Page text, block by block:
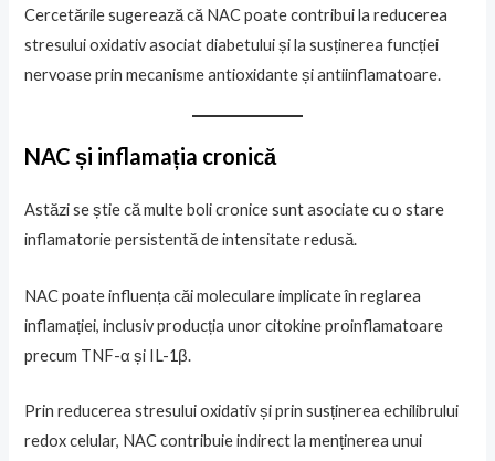
Cercetările sugerează că NAC poate contribui la reducerea
stresului oxidativ asociat diabetului și la susținerea funcției
nervoase prin mecanisme antioxidante și antiinflamatoare.
NAC și inflamația cronică
Astăzi se știe că multe boli cronice sunt asociate cu o stare
inflamatorie persistentă de intensitate redusă.
NAC poate influența căi moleculare implicate în reglarea
inflamației, inclusiv producția unor citokine proinflamatoare
precum TNF-α și IL-1β.
Prin reducerea stresului oxidativ și prin susținerea echilibrului
redox celular, NAC contribuie indirect la menținerea unui